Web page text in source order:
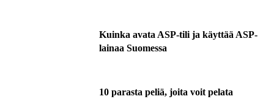
Kuinka avata ASP-tili ja käyttää ASP-
lainaa Suomessa
10 parasta peliä, joita voit pelata